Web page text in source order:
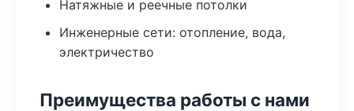
Натяжные и реечные потолки
Инженерные сети: отопление, вода,
электричество
Преимущества работы с нами